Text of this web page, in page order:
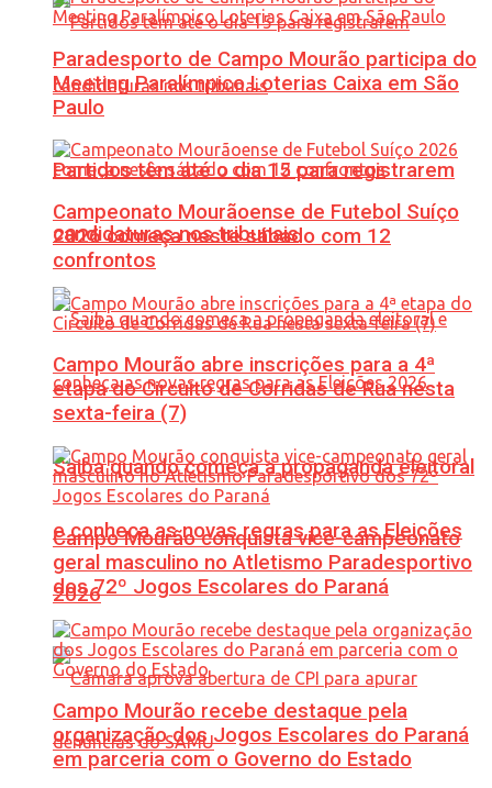
Partidos têm até o dia 15 para registrarem
candidaturas nos tribunais
Saiba quando começa a propaganda eleitoral
e conheça as novas regras para as Eleições
2026
Paradesporto de Campo Mourão participa do
Meeting Paralímpico Loterias Caixa em São
Paulo
Campeonato Mourãoense de Futebol Suíço
2026 começa neste sábado com 12
confrontos
Campo Mourão abre inscrições para a 4ª
etapa do Circuito de Corridas de Rua nesta
sexta-feira (7)
Campo Mourão conquista vice-campeonato
geral masculino no Atletismo Paradesportivo
dos 72º Jogos Escolares do Paraná
Campo Mourão recebe destaque pela
organização dos Jogos Escolares do Paraná
em parceria com o Governo do Estado